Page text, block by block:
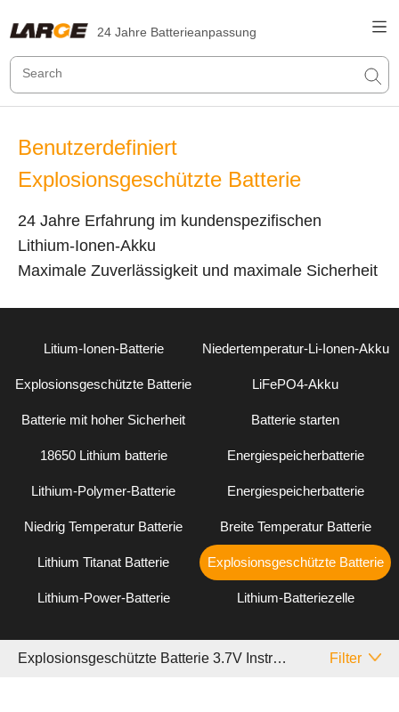
24 Jahre Batterieanpassung
Benutzerdefiniert
Explosionsgeschützte Batterie
24 Jahre Erfahrung im kundenspezifischen
Lithium-Ionen-Akku
Maximale Zuverlässigkeit und maximale Sicherheit
Litium-Ionen-Batterie Niedertemperatur-Li-Ionen-Akku
Explosionsgeschützte Batterie LiFePO4-Akku
Batterie mit hoher Sicherheit Batterie starten
18650 Lithium batterie Energiespeicherbatterie
Lithium-Polymer-Batterie Energiespeicherbatterie
Niedrig Temperatur Batterie Breite Temperatur Batterie
Lithium Titanat Batterie Explosionsgeschützte Batterie
Lithium-Power-Batterie Lithium-Batteriezelle
Explosionsgeschützte Batterie 3.7V Instrument Filter